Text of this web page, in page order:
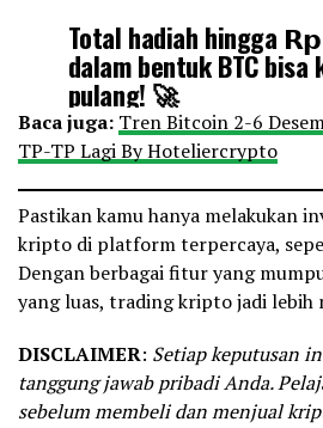
Total hadiah hingga
dalam bentuk BTC bisa
pulang! 🚀
Jadi anggota VIP
trading untuk
𝗜𝗗𝗥 𝟱,𝟬𝟬𝟬,𝟬𝟬𝟬*!
pic.twitter.com/
— Tokocrypto (@Tokocrypto)
Baca juga: Tren Bitcoin 2-6
TP-TP Lagi By Hoteliercrypto
Pastikan kamu hanya melakukan
kripto di platform terpercaya,
Dengan berbagai fitur yang
yang luas, trading kripto jadi lebih
DISCLAIMER: Setiap keputusan
tanggung jawab pribadi Anda.
sebelum membeli dan menjual